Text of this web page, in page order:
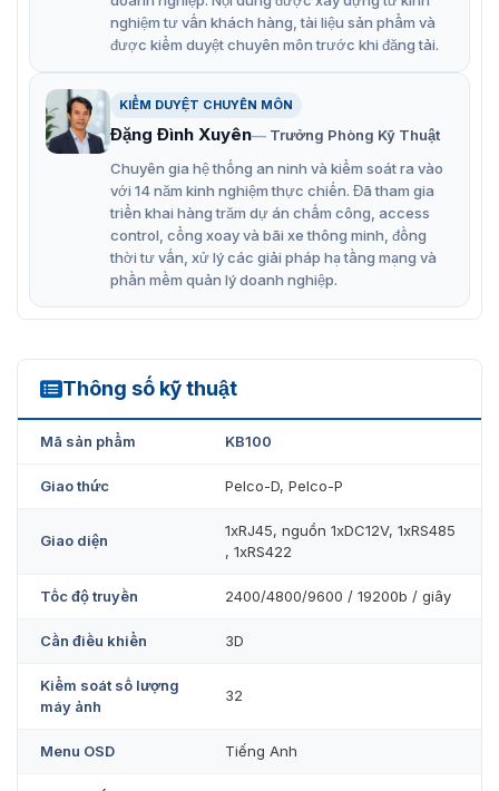
Giao diện phong phú, như đầu ra RJ45, RS485,
Tương thích Pelco-D, Pelco-P
Chất liệu từ nguyên vật liệu chắc chắn và rất bền bỉ
Có thể vận hành xuyên suốt 24/24 mà không hề lo
các lỗi hỏng vặt
Mọi thông tin chi tiết về sản phẩm bảng điều khiển hỗ
trợ cho camera giám sát ZKTeco KB100
liên hệ
nghiệm tư vấn khách hàng, tài liệu sản phẩm và
được kiểm duyệt chuyên môn trước khi đăng tải.
KIỂM DUYỆT CHUYÊN MÔN
Đặng Đình Xuyên
Trưởng Phòng Kỹ Thuật
Chuyên gia hệ thống an ninh và kiểm soát ra vào
với 14 năm kinh nghiệm thực chiến. Đã tham gia
triển khai hàng trăm dự án chấm công, access
control, cổng xoay và bãi xe thông minh, đồng
thời tư vấn, xử lý các giải pháp hạ tầng mạng và
phần mềm quản lý doanh nghiệp.
Thông số kỹ thuật
KB100
Mã sản phẩm KB100
Giao thức Pelco-D, Pelco-P
Giao diện
1xRJ45, nguồn 1xDC12V, 1xRS485
, 1xRS422
Tốc độ truyền 2400/4800/9600 / 19200b / giây
Cần điều khiển 3D
Kiểm soát số lượng
máy ảnh
32
Menu OSD Tiếng Anh